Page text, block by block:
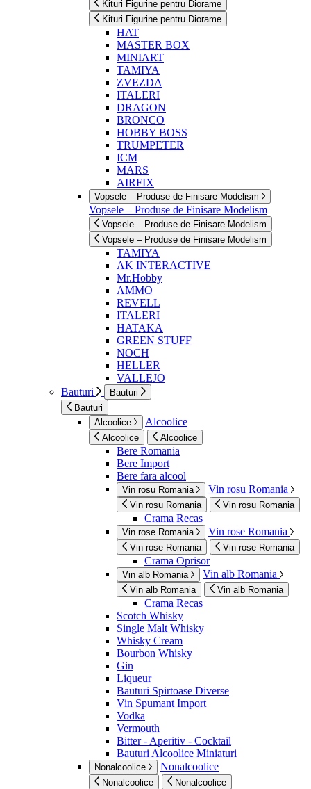
Kituri Figurine pentru Diorame
Kituri Figurine pentru Diorame
HAT
MASTER BOX
MINIART
TAMIYA
ZVEZDA
ITALERI
DRAGON
BRONCO
HOBBY BOSS
TRUMPETER
ICM
MARS
AIRFIX
Vopsele – Produse de Finisare Modelism
Vopsele – Produse de Finisare Modelism
Vopsele – Produse de Finisare Modelism
Vopsele – Produse de Finisare Modelism
TAMIYA
AK INTERACTIVE
Mr.Hobby
AMMO
REVELL
ITALERI
HATAKA
GREEN STUFF
NOCH
HELLER
VALLEJO
Bauturi
Bauturi
Bauturi
Alcoolice
Alcoolice
Alcoolice Alcoolice
Bere Romania
Bere Import
Bere fara alcool
Vin rosu Romania Vin rosu Romania
Vin rosu Romania Vin rosu Romania
Crama Recas
Vin rose Romania Vin rose Romania
Vin rose Romania Vin rose Romania
Crama Oprisor
Vin alb Romania Vin alb Romania
Vin alb Romania Vin alb Romania
Crama Recas
Scotch Whisky
Single Malt Whisky
Whisky Cream
Bourbon Whisky
Gin
Liqueur
Bauturi Spirtoase Diverse
Vin Spumant Import
Vodka
Vermouth
Bitter - Aperitiv - Cocktail
Bauturi Alcoolice Miniaturi
Nonalcoolice Nonalcoolice
Nonalcoolice Nonalcoolice